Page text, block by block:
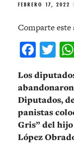
FEBRERO 17, 2022
Comparte
Los
Diputados,
panistas
Gris” del
López